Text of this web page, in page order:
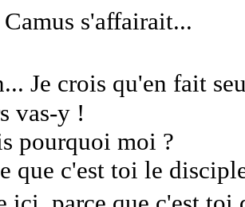
s'affairait...
Je crois qu'en fait
vas-y !
pourquoi moi ?
que c'est toi le